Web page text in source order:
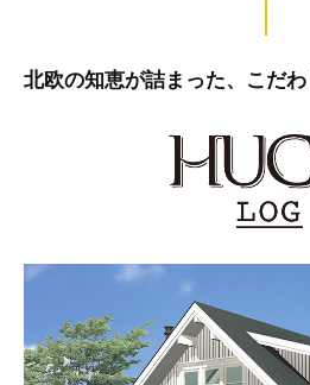
北欧の知恵が詰まった、こだ